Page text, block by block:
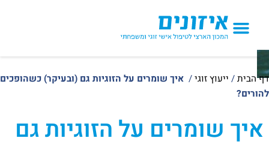
דף הבית/ ייעוץ זוגי/ איך שומרים על הזוגיות גם (ובעיקר) כשהופכים
להורים?
איך שומרים על הזוגיות גם